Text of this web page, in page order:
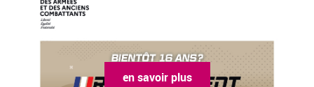
en savoir plus